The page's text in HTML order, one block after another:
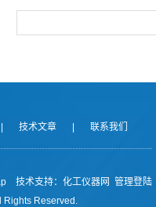
技术文章 联系我们
技术支持： 化工仪器网 管理登陆
Rights Reserved.